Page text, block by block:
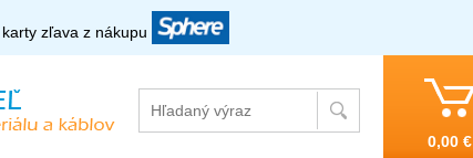
zľava z nákupu
0,00 €